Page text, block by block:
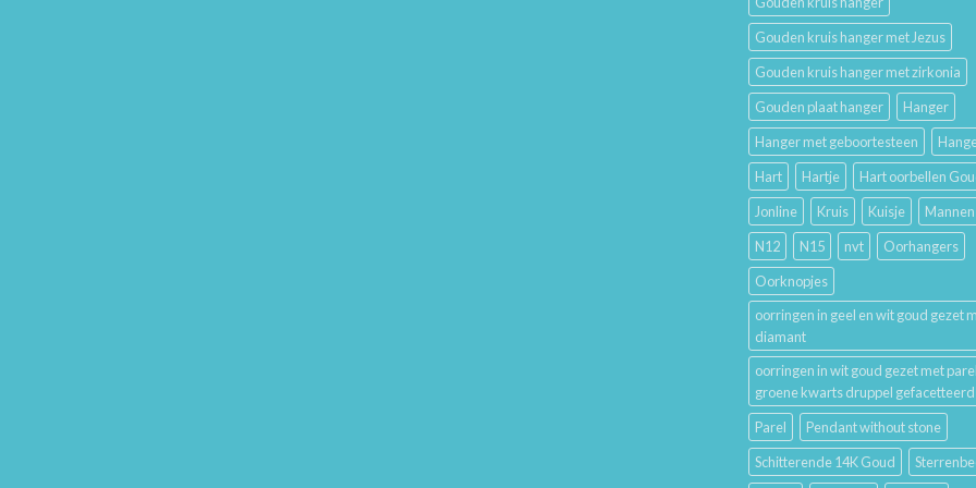
Gouden kruis hanger met Jezus
Gouden kruis hanger met zirkonia
Gouden plaat hanger
Hanger
Hanger met geboortesteen
Hart
Hartje
Hart oorbellen
Jonline
Kruis Kuisje
Mannen
N12
N15 nvt
Oorhangers
Oorknopjes
oorringen in geel en wit goud gezet
diamant
oorringen in wit goud gezet met
groene kwarts druppel gefacetteerd
Parel
Pendant without stone
Schitterende 14K Goud